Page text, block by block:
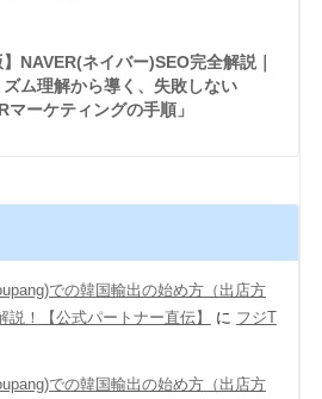
】NAVER(ネイバー)SEO完全解説｜
ズム理解から導く、失敗しない
マーケティングの手順」
での韓国輸出の始め方（出店方
！【公式パートナー直伝】
に フジT
での韓国輸出の始め方（出店方